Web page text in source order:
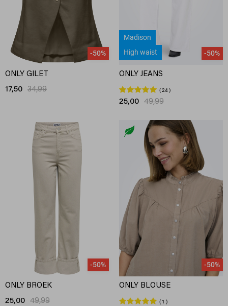
-50%
ONLY GILET
17,50 34,99
Madison
High waist
-50%
ONLY JEANS
24
25,00 49,99
-50%
ONLY BROEK
25,00 49,99
-50%
ONLY BLOUSE
1